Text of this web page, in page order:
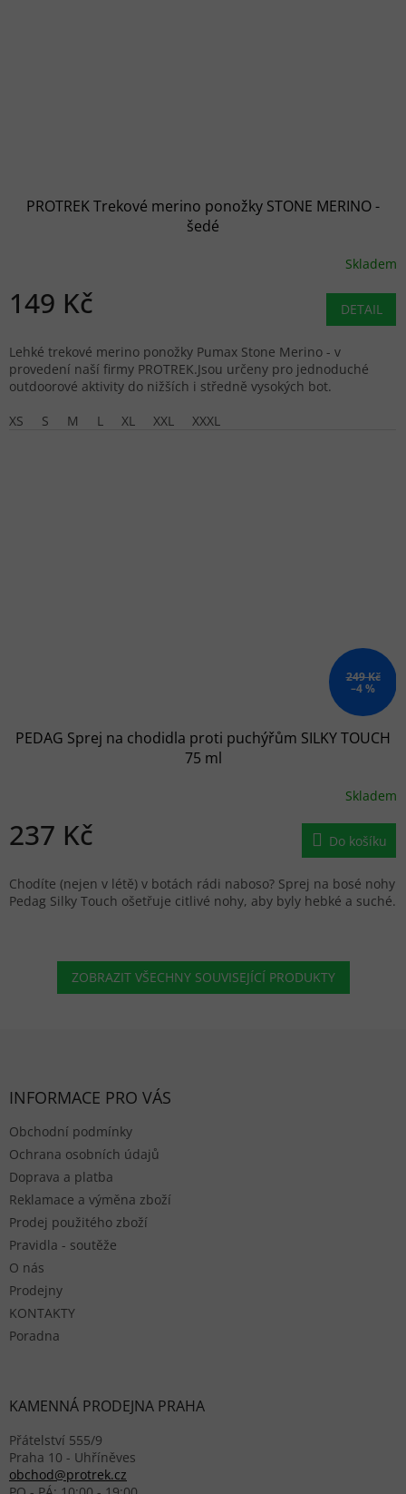
PROTREK Trekové merino ponožky STONE MERINO -
šedé
Skladem
149 Kč DETAIL
Lehké trekové merino ponožky Pumax Stone Merino - v
provedení naší firmy PROTREK.Jsou určeny pro jednoduché
outdoorové aktivity do nižších i středně vysokých bot.
XS
S M L XL XXL XXXL
249 Kč
–4 %
PEDAG Sprej na chodidla proti puchýřům SILKY TOUCH
75 ml
Skladem
237 Kč Do košíku
Chodíte (nejen v létě) v botách rádi naboso? Sprej na bosé nohy
Pedag Silky Touch ošetřuje citlivé nohy, aby byly hebké a suché.
ZOBRAZIT VŠECHNY SOUVISEJÍCÍ PRODUKTY
INFORMACE PRO VÁS
Obchodní podmínky
Ochrana osobních údajů
Doprava a platba
Reklamace a výměna zboží
Prodej použitého zboží
Pravidla - soutěže
O nás
Prodejny
KONTAKTY
Poradna
KAMENNÁ PRODEJNA PRAHA
Přátelství 555/9
Praha 10 - Uhříněves
obchod@protrek.cz